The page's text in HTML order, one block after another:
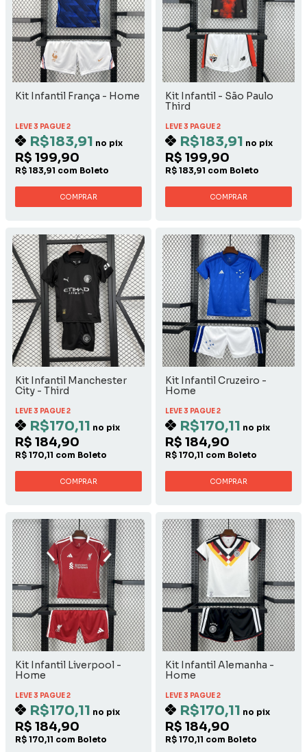
Kit Infantil França - Home
LEVE 3 PAGUE 2
R$183,91 no pix
R$ 199,90
R$ 183,91 com Boleto
COMPRAR
Kit Infantil - São Paulo
Third
LEVE 3 PAGUE 2
R$183,91 no pix
R$ 199,90
R$ 183,91 com Boleto
COMPRAR
Kit Infantil Manchester
City - Third
LEVE 3 PAGUE 2
R$170,11 no pix
R$ 184,90
R$ 170,11 com Boleto
COMPRAR
Kit Infantil Cruzeiro -
Home
LEVE 3 PAGUE 2
R$170,11 no pix
R$ 184,90
R$ 170,11 com Boleto
COMPRAR
Kit Infantil Liverpool -
Home
LEVE 3 PAGUE 2
R$170,11 no pix
R$ 184,90
R$ 170,11 com Boleto
Kit Infantil Alemanha -
Home
LEVE 3 PAGUE 2
R$170,11 no pix
R$ 184,90
R$ 170,11 com Boleto